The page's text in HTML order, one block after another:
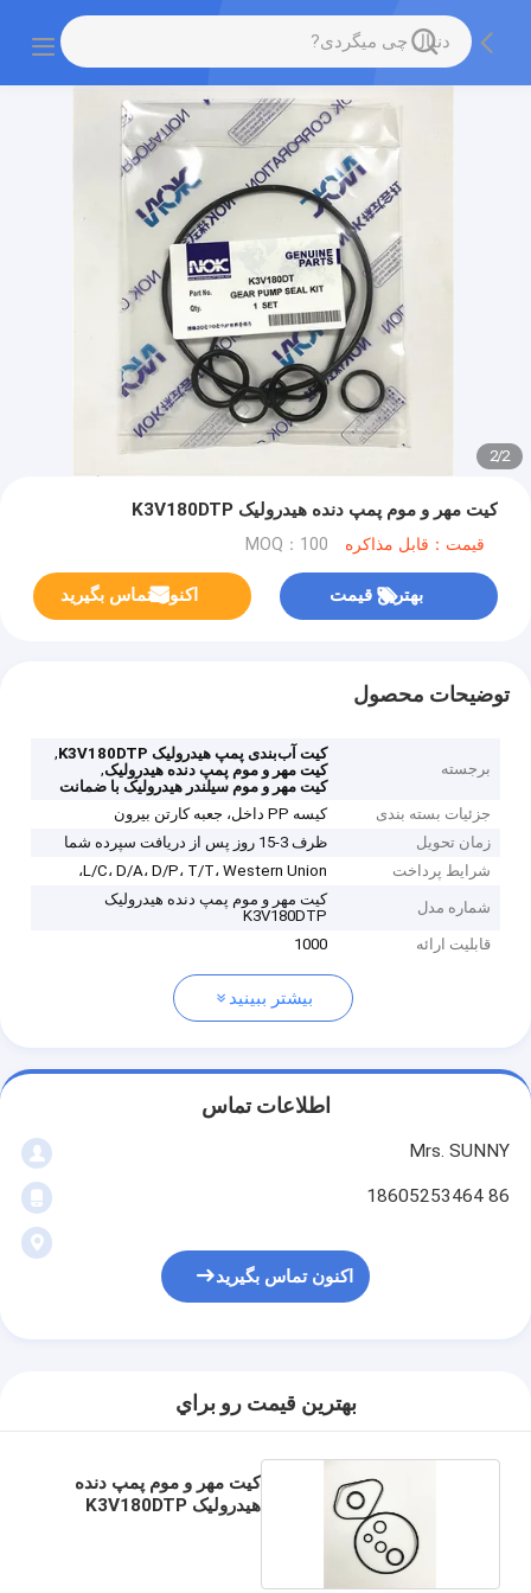
2
/
2
کیت مهر و موم پمپ دنده هیدرولیک K3V180DTP
قیمت：قابل مذاکره MOQ：100
بهترین قیمت اکنون تماس بگیرید
توضیحات محصول
برجسته
کیت آب‌بندی پمپ هیدرولیک K3V180DTP
,
کیت مهر و موم پمپ دنده هیدرولیک,
کیت مهر و موم سیلندر هیدرولیک با ضمانت
جزئیات بسته بندی
کیسه PP داخل، جعبه کارتن بیرون
زمان تحویل
ظرف 3-15 روز پس از دریافت سپرده شما
شرایط پرداخت
L/C، D/A، D/P، T/T، Western Union،
شماره مدل
کیت مهر و موم پمپ دنده هیدرولیک
K3V180DTP
قابلیت ارائه
1000
بیشتر ببینید
اطلاعات تماس
Mrs. SUNNY
86 18605253464
اکنون تماس بگیرید
بهترين قيمت رو براي
کیت مهر و موم پمپ دنده
هیدرولیک K3V180DTP